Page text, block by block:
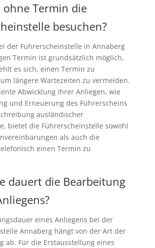
ohne Termin die
besuchen?
der Führerscheinstelle in Annaberg
Termin ist grundsätzlich möglich,
es sich, einen Termin zu
längere Wartezeiten zu vermeiden.
Abwicklung Ihrer Anliegen, wie
und Erneuerung des Führerscheins
ausländischer
bietet die Führerscheinstelle sowohl
als auch die
einen Termin zu
dauert die Bearbeitung
eines Anliegens bei der
Annaberg hängt von der Art der
ab. Für die Erstausstellung eines